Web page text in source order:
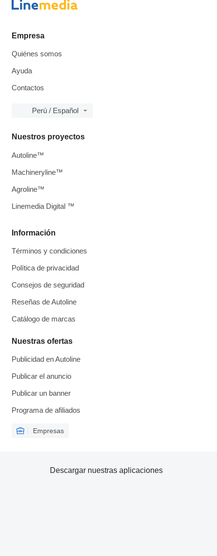
Empresa
Quiénes somos
Ayuda
Contactos
Perú / Español
Información
Términos y condiciones
Política de privacidad
Consejos de seguridad
Reseñas de Autoline
Catálogo de marcas
Nuestras ofertas
Publicidad en Autoline
Publicar el anuncio
Publicar un banner
Programa de afiliados
Empresas
Nuestros proyectos
Autoline™
Machineryline™
Agroline™
Linemedia Digital ™
Descargar nuestras aplicaciones